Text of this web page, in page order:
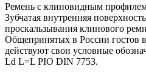
Ремень с клиновидным
Зубчатая внутренняя
проскальзывания клинового
Общепринятых в России гостов
действуют свои условные
Ld L=L PIO DIN 7753.